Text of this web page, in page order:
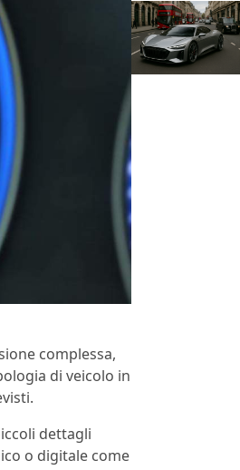
complessa,
di veicolo in
dettagli
o digitale come